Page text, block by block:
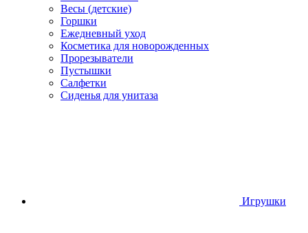
Весы (детские)
Горшки
Ежедневный уход
Косметика для новорожденных
Прорезыватели
Пустышки
Салфетки
Сиденья для унитаза
Игрушки